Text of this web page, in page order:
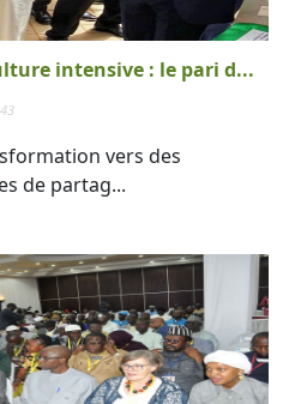
intensive : le pari d...
vers des
de partag...